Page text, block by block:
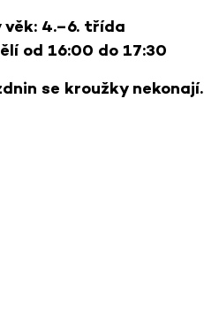
věk: 4.–6. třída
od 16:00 do 17:30
se kroužky nekonají.